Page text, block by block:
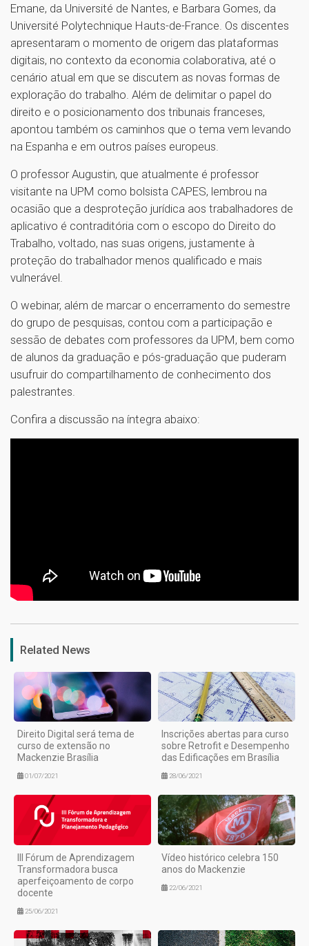
Emane, da Université de Nantes, e Barbara Gomes, da
Université Polytechnique Hauts-de-France. Os discentes
apresentaram o momento de origem das plataformas
digitais, no contexto da economia colaborativa, até o
cenário atual em que se discutem as novas formas de
exploração do trabalho. Além de delimitar o papel do
direito e o posicionamento dos tribunais franceses,
apontou também os caminhos que o tema vem levando
na Espanha e em outros países europeus.
O professor Augustin, que atualmente é professor
visitante na UPM como bolsista CAPES, lembrou na
ocasião que a desproteção jurídica aos trabalhadores de
aplicativo é contraditória com o escopo do Direito do
Trabalho, voltado, nas suas origens, justamente à
proteção do trabalhador menos qualificado e mais
vulnerável.
O webinar, além de marcar o encerramento do semestre
do grupo de pesquisas, contou com a participação e
sessão de debates com professores da UPM, bem como
de alunos da graduação e pós-graduação que puderam
usufruir do compartilhamento de conhecimento dos
palestrantes.
Confira a discussão na íntegra abaixo:
1
Related News
Direito Digital será tema de
curso de extensão no
Mackenzie Brasília
01/07/2021
Inscrições abertas para curso
sobre Retrofit e Desempenho
das Edificações em Brasília
28/06/2021
III Fórum de Aprendizagem
Transformadora busca
aperfeiçoamento de corpo
docente
25/06/2021
Vídeo histórico celebra 150
anos do Mackenzie
22/06/2021